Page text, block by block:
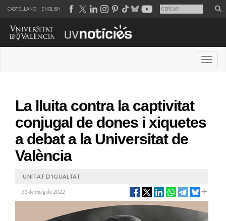
CASTELLANO ENGLISH
La lluita contra la captivitat
conjugal de dones i xiquetes
a debat a la Universitat de
València
UNITAT D'IGUALTAT
31 de maig de 2022